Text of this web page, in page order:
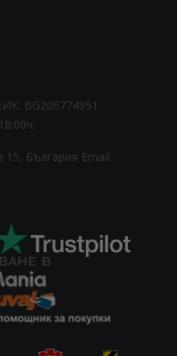
BG206774951
15, България Email: